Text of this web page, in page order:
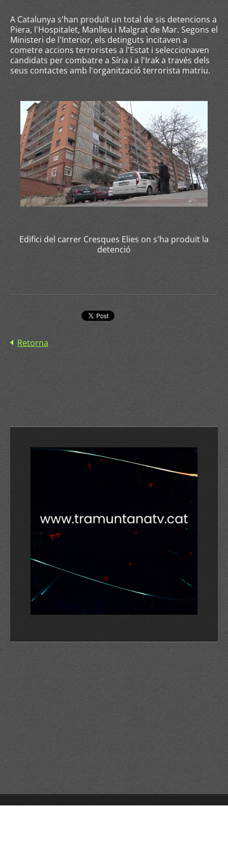
A Catalunya s'han produït un total de sis detencions a
Piera, l'Hospitalet, Manlleu i Malgrat de Mar. Segons el
Ministeri de l'Interior, els detinguts incitaven a
cometre accions terroristes a l'Estat i seleccionaven
candidats per combatre a Síria i a l'Irak a través dels
seus contactes amb l'organització terrorista matriu.
Edifici del carrer Cresques Elies on s'ha produït la
detenció
Retorna